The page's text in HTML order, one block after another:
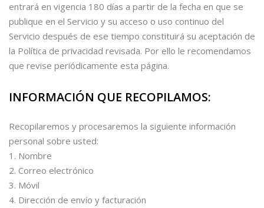
entrará en vigencia 180 días a partir de la fecha en que se
publique en el Servicio y su acceso o uso continuo del
Servicio después de ese tiempo constituirá su aceptación de
la Política de privacidad revisada. Por ello le recomendamos
que revise periódicamente esta página.
INFORMACIÓN QUE RECOPILAMOS:
Recopilaremos y procesaremos la siguiente información
personal sobre usted:
Nombre
Correo electrónico
Móvil
Dirección de envío y facturación